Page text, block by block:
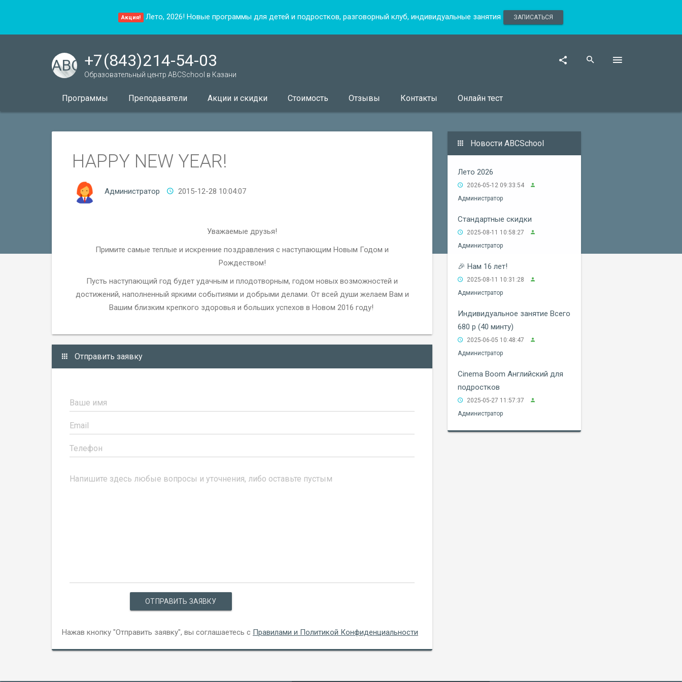
Акция! Лето, 2026! Новые программы для детей и подростков, разговорный клуб, индивидуальные занятия ЗАПИСАТЬСЯ
ABC +7 (843) 214-54-03
Образовательный центр ABCSchool в Казани
Программы Преподаватели Акции и скидки Стоимость Отзывы Контакты Онлайн тест
HAPPY NEW YEAR!
Администратор 2015-12-28 10:04:07
Уважаемые друзья!
Примите самые теплые и искренние поздравления с наступающим Новым Годом и
Рождеством!
Пусть наступающий год будет удачным и плодотворным, годом новых возможностей и
достижений, наполненный яркими событиями и добрыми делами. От всей души желаем Вам и
Вашим близким крепкого здоровья и больших успехов в Новом 2016 году!
Отправить заявку
ОТПРАВИТЬ ЗАЯВКУ
Нажав кнопку "Отправить заявку", вы соглашаетесь с Правилами и Политикой Конфиденциальности
Новости ABCSchool
Лето 2026
2026-05-12 09:33:54
Администратор
Стандартные скидки
2025-08-11 10:58:27
Администратор
🎉 Нам 16 лет!
2025-08-11 10:31:28
Администратор
Индивидуальное занятие Всего
680 р (40 минту)
2025-06-05 10:48:47
Администратор
Cinema Boom Английский для
подростков
2025-05-27 11:57:37
Администратор